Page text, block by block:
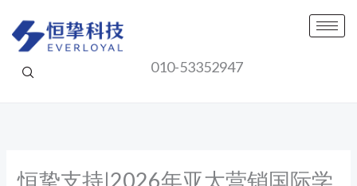
010-53352947
恒挚支持|2026年亚太营销国际学